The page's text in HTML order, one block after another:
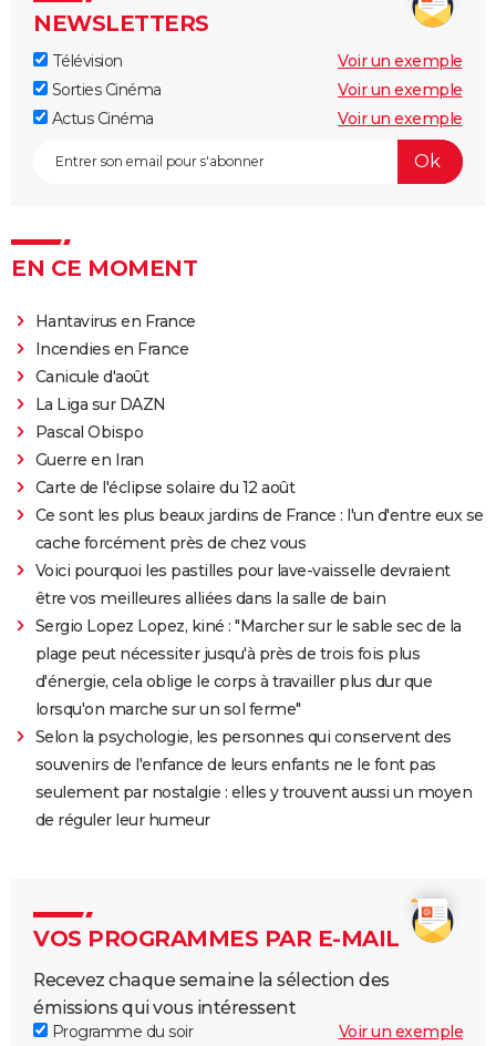
NEWSLETTERS
Télévision
Voir un exemple
Sorties Cinéma
Voir un exemple
Actus Cinéma
Voir un exemple
EN CE MOMENT
Hantavirus en France
Incendies en France
Canicule d'août
La Liga sur DAZN
Pascal Obispo
Guerre en Iran
Carte de l'éclipse solaire du 12 août
Ce sont les plus beaux jardins de France : l'un d'entre eux se
cache forcément près de chez vous
Voici pourquoi les pastilles pour lave-vaisselle devraient
être vos meilleures alliées dans la salle de bain
Sergio Lopez Lopez, kiné : "Marcher sur le sable sec de la
plage peut nécessiter jusqu'à près de trois fois plus
d'énergie, cela oblige le corps à travailler plus dur que
lorsqu'on marche sur un sol ferme"
Selon la psychologie, les personnes qui conservent des
souvenirs de l'enfance de leurs enfants ne le font pas
seulement par nostalgie : elles y trouvent aussi un moyen
de réguler leur humeur
VOS PROGRAMMES PAR E-MAIL
Recevez chaque semaine la sélection des
émissions qui vous intéressent
Programme du soir Voir un exemple